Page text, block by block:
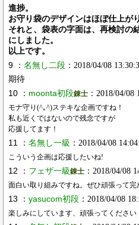
進捗。
お守り袋のデザインはほぼ仕上が
それと、袋表の字面は、再検討の
にしました。
以上です。
9 ： 名無し二段 ：2018/04/08
期待
10 ： moonta初段錬士 ：2018/04/08
モナ守り(^｡^)ステキな企画ですね！
私も近くではないので残念ですが
応援してます！
11 ： 名無し一級 ：2018/04/08
こういう企画は応援したいね!
12 ： フェザ一級錬士 ：2018/04/08
面白い取り組みですね。ぜひ頑張って完
13 ： yasucom初段 ：2018/04/08
楽しみにしています、頑張ってください